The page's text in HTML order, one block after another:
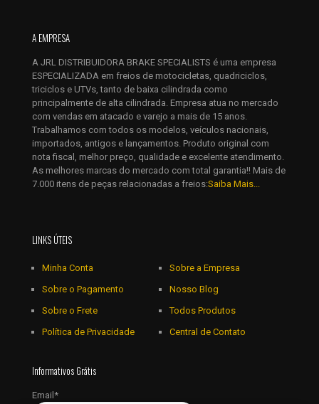
mail*
Salvar meus dados neste navegador para a próxima vez que
eu comentar.
A EMPRESA
A JRL DISTRIBUIDORA BRAKE SPECIALISTS é uma empresa
ESPECIALIZADA em freios de motocicletas, quadriciclos,
triciclos e UTVs, tanto de baixa cilindrada como
principalmente de alta cilindrada. Empresa atua no mercado
com vendas em atacado e varejo a mais de 15 anos.
Trabalhamos com todos os modelos, veículos nacionais,
importados, antigos e lançamentos. Produto original com
nota fiscal, melhor preço, qualidade e excelente atendimento.
As melhores marcas do mercado com total garantia!! Mais de
7.000 itens de peças relacionadas a freios:Saiba Mais...
LINKS ÚTEIS
Minha Conta
Sobre o Pagamento
Sobre o Frete
Política de Privacidade
Sobre a Empresa
Nosso Blog
Todos Produtos
Central de Contato
Informativos Grátis
Email*